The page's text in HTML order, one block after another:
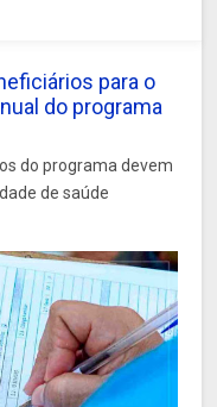
para o
do programa
do programa devem
de saúde